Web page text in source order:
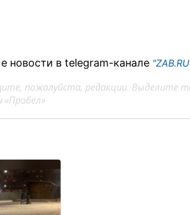
новости в telegram-канале
пожалуйста, редакции. Выделите